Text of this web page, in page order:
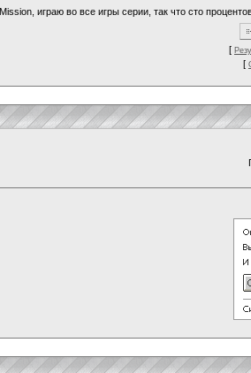
играю во все игры серии, так что сто
[
[